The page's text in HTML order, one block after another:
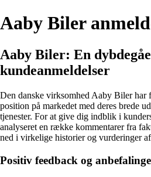
Aaby Biler
Aaby Biler: En
kundeanmeldelser
Den danske virksomhed Aaby Biler har
position på markedet med deres brede
tjenester. For at give dig indblik i
analyseret en række kommentarer fra
ned i virkelige historier og vurderinger
Positiv feedback og